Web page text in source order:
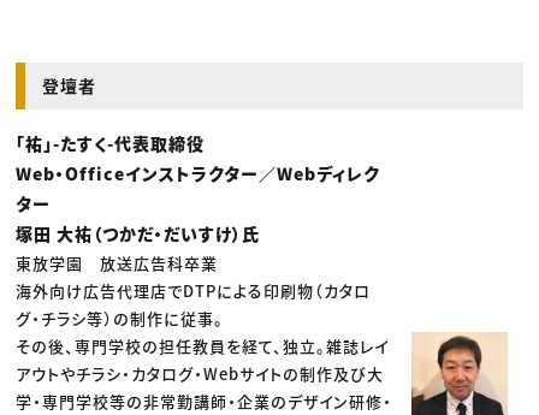
登壇者
「祐」-たすく-代表取締役
Web・Officeインストラクター／Webディレク
ター
塚田 大祐（つかだ・だいすけ）氏
東放学園 放送広告科卒業
海外向け広告代理店でDTPによる印刷物（カタロ
グ・チラシ等）の制作に従事。
その後、専門学校の担任教員を経て、独立。雑誌レイ
アウトやチラシ・カタログ・Webサイトの制作及び大
学・専門学校等の非常勤講師・企業のデザイン研修・